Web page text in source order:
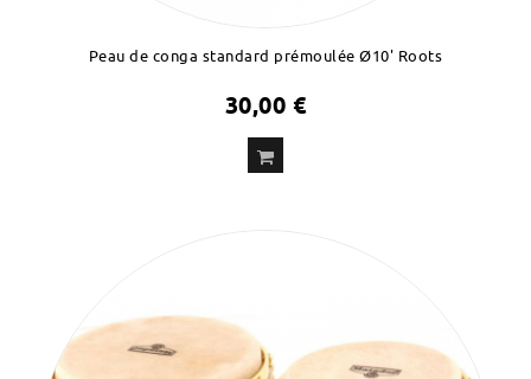
Peau de conga standard prémoulée Ø10' Roots
30,00 €